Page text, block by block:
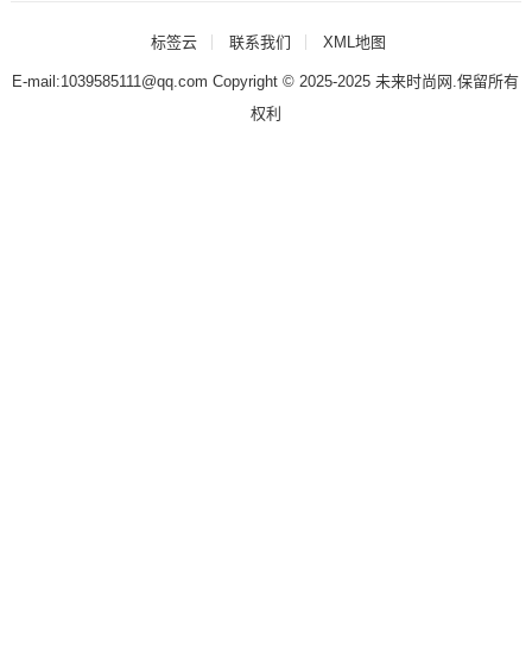
标签云 联系我们 XML地图
E-mail:1039585111@qq.com Copyright © 2025-2025未来时尚网 .保留所有
权利